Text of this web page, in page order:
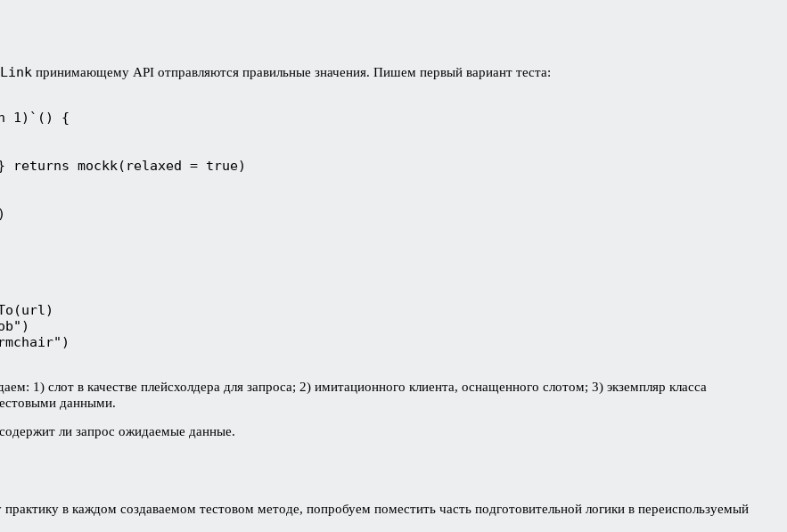
принимающему API отправляются правильные значения. Пишем первый вариант теста:
1)`() {
returns mockk(relaxed = true)
1) слот в качестве плейсхолдера для запроса; 2) имитационного клиента, оснащенного слотом; 3) экземпляр класса
данными.
ли запрос ожидаемые данные.
в каждом создаваемом тестовом методе, попробуем поместить часть подготовительной логики в переиспользуемый